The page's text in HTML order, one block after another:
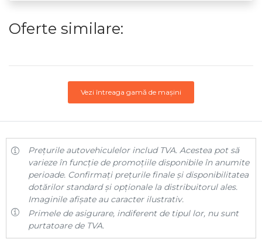
Oferte similare:
Vezi întreaga gamă de mașini
Prețurile autovehiculelor includ TVA. Acestea pot să
varieze în funcție de promoțiile disponibile în anumite
perioade. Confirmați prețurile finale și disponibilitatea
dotărilor standard și opționale la distribuitorul ales.
Imaginile afișate au caracter ilustrativ.
Primele de asigurare, indiferent de tipul lor, nu sunt
purtatoare de TVA.